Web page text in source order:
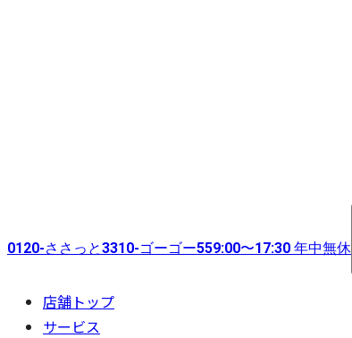
0120-ささっと3310-ゴーゴー559:00〜17:30 年中無休
店舗トップ
サービス